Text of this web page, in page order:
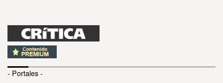
- Portales -